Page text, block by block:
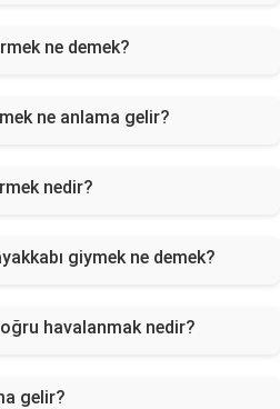
ne demek?
ne anlama gelir?
nedir?
giymek ne demek?
havalanmak nedir?
gelir?